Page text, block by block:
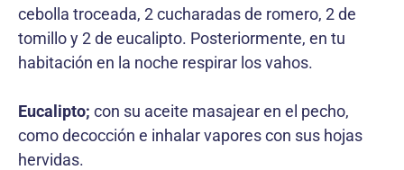
cebolla troceada, 2 cucharadas de romero, 2 de
tomillo y 2 de eucalipto. Posteriormente, en tu
habitación en la noche respirar los vahos.
Eucalipto; con su aceite masajear en el pecho,
como decocción e inhalar vapores con sus hojas
hervidas.